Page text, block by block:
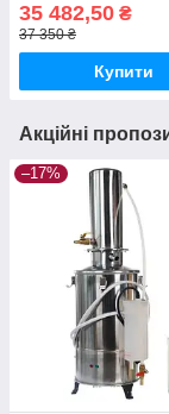
35 482,50 ₴
37 350 ₴
Купити
Акційні
–17%